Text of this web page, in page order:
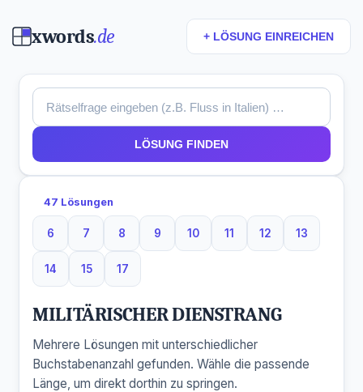
xwords.de + LÖSUNG EINREICHEN
LÖSUNG FINDEN
47 Lösungen
6
6 Buchstaben
7
7 Buchstaben
8
8 Buchstaben
9
9 Buchstaben
10
10 Buchstaben
11
11 Buchstaben
12
12 Buchstaben
13
13
14
14 Buchstaben
15
15 Buchstaben
17
17 Buchstaben
MILITÄRISCHER DIENSTRANG
Mehrere Lösungen mit unterschiedlicher
Buchstabenanzahl gefunden. Wähle die passende
Länge, um direkt dorthin zu springen.